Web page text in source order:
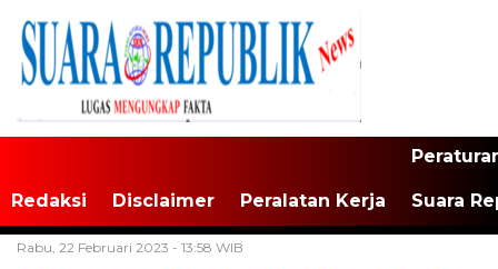
Redaksi Disclaimer Peralatan Kerja Suara
Rabu, 22 Februari 2023 - 13:58 WIB